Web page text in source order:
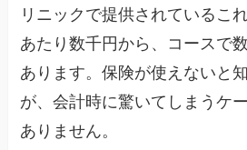
リニックで提供されているこ
あたり数千円から、コースで
あります。保険が使えないと
が、会計時に驚いてしまうケ
ありません。